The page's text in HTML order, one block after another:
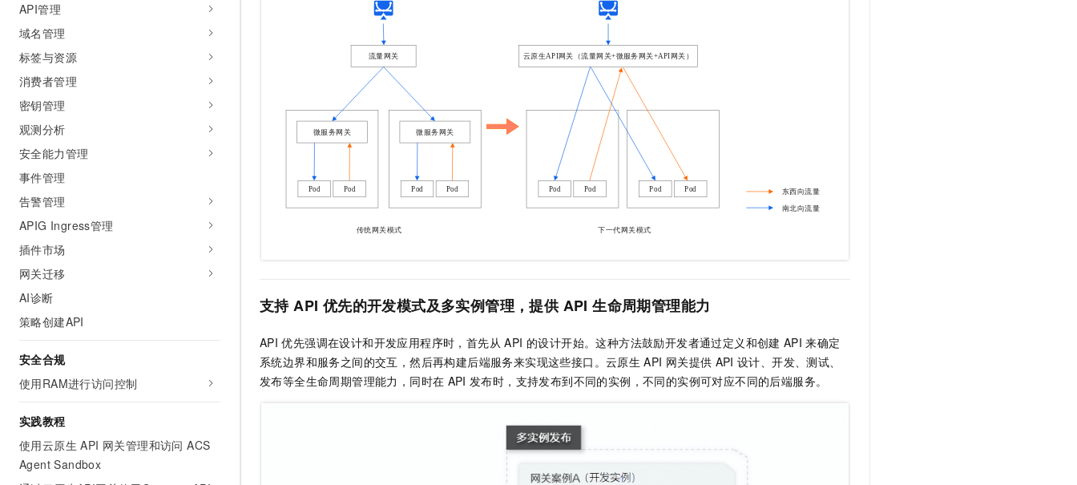
API管理
域名管理
标签与资源
消费者管理
密钥管理
观测分析
安全能力管理
事件管理
告警管理
APIG Ingress管理
插件市场
网关迁移
AI诊断
策略创建API
安全合规
使用RAM进行访问控制
实践教程
使用云原生 API 网关管理和访问 ACS
Agent Sandbox
支持 API 优先的开发模式及多实例管理，提供 API 生命周期管理能力
API 优先强调在设计和开发应用程序时，首先从 API 的设计开始。这种方法鼓励开发者通过定义和创建 API 来确定
系统边界和服务之间的交互，然后再构建后端服务来实现这些接口。云原生 API 网关提供 API 设计、开发、测试、
发布等全生命周期管理能力，同时在 API 发布时，支持发布到不同的实例，不同的实例可对应不同的后端服务。
快速部署 Dify，高效搭建 AI 应用
10 分钟在聊天系统中增加一个 AI 助手
10分钟微调：让0.6B模型媲美235B模型
即刻拥有 DeepSeek-R1 满血版
多种方案随心选，轻松解锁专属 DeepSeek
超强辅助，Bolt.diy 一步搞定创意建站
开发工具
迁移与运维管理
专有云